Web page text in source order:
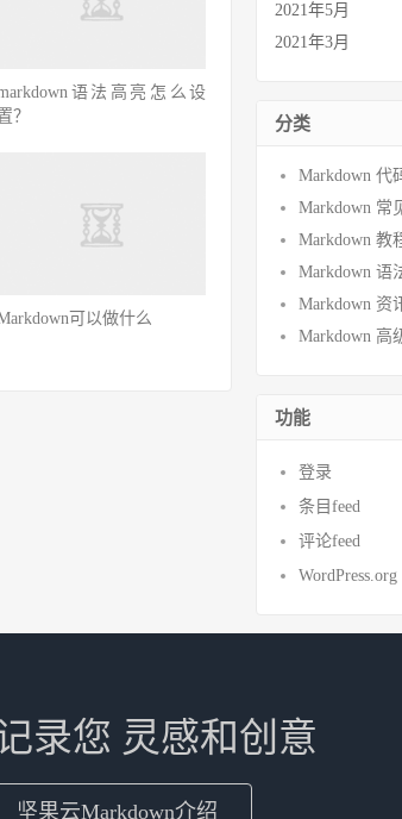
语法高亮怎么设
？
可以做什么
2021年5月
2021年3月
分类
Markdown 代
Markdown 常
Markdown 教
Markdown 语
Markdown 资
Markdown 高
功能
登录
条目feed
评论feed
WordPress.org
录您 灵感和创意
坚果云Markdown介绍